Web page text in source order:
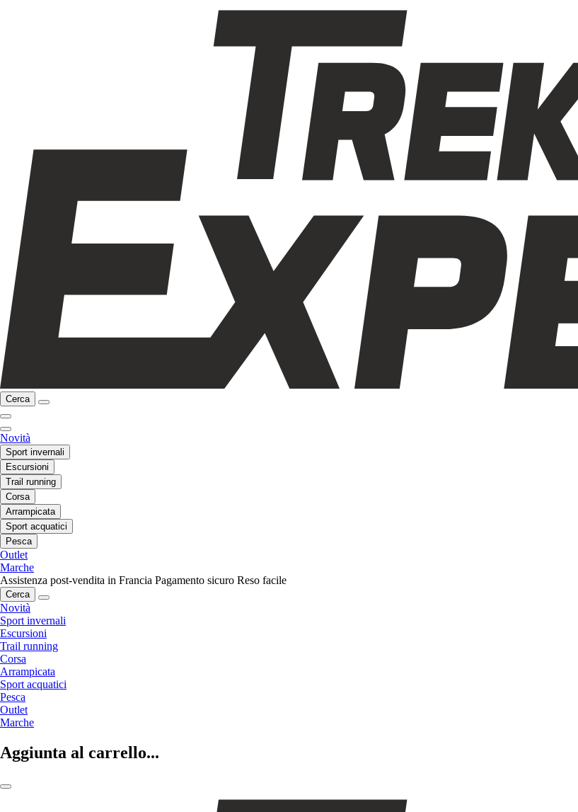
Cerca
Novità
Sport invernali
Escursioni
Trail running
Corsa
Arrampicata
Sport acquatici
Pesca
Outlet
Marche
Assistenza post-vendita in Francia Pagamento sicuro Reso facile
Cerca
Novità
Sport invernali
Escursioni
Trail running
Corsa
Arrampicata
Sport acquatici
Pesca
Outlet
Marche
Aggiunta al carrello...